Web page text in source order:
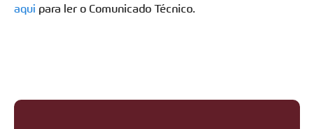
aqui para ler o Comunicado Técnico.